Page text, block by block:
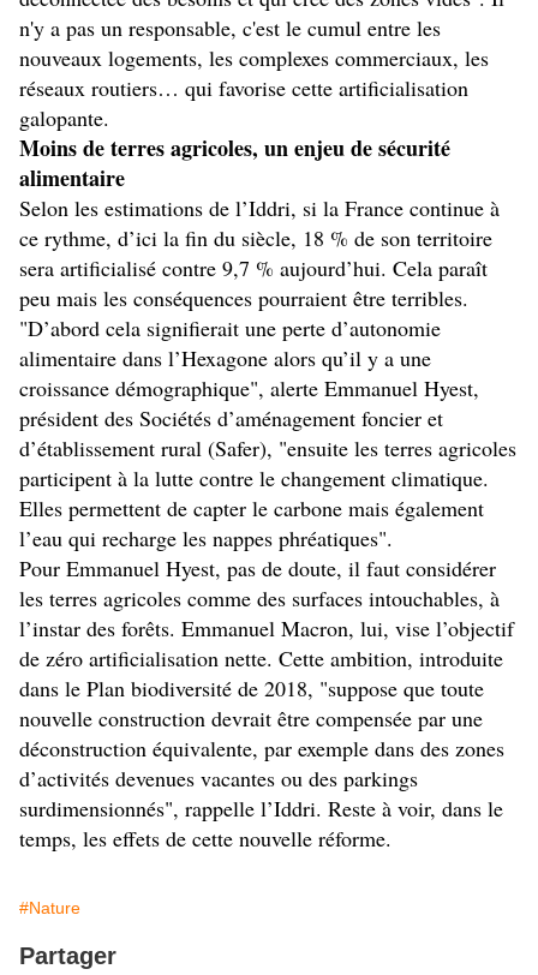
n'y a pas un responsable, c'est le cumul entre les
nouveaux logements, les complexes commerciaux, les
réseaux routiers… qui favorise cette artificialisation
galopante.
Moins de terres agricoles, un enjeu de sécurité
alimentaire
Selon les estimations de l’Iddri, si la France continue à
ce rythme, d’ici la fin du siècle, 18 % de son territoire
sera artificialisé contre 9,7 % aujourd’hui. Cela paraît
peu mais les conséquences pourraient être terribles.
"D’abord cela signifierait une perte d’autonomie
alimentaire dans l’Hexagone alors qu’il y a une
croissance démographique", alerte Emmanuel Hyest,
président des Sociétés d’aménagement foncier et
d’établissement rural (Safer), "ensuite les terres agricoles
participent à la lutte contre le changement climatique.
Elles permettent de capter le carbone mais également
l’eau qui recharge les nappes phréatiques".
Pour Emmanuel Hyest, pas de doute, il faut considérer
les terres agricoles comme des surfaces intouchables, à
l’instar des forêts. Emmanuel Macron, lui, vise l’objectif
de zéro artificialisation nette. Cette ambition, introduite
dans le Plan biodiversité de 2018, "suppose que toute
nouvelle construction devrait être compensée par une
déconstruction équivalente, par exemple dans des zones
d’activités devenues vacantes ou des parkings
surdimensionnés", rappelle l’Iddri. Reste à voir, dans le
temps, les effets de cette nouvelle réforme.
#Nature
Partager